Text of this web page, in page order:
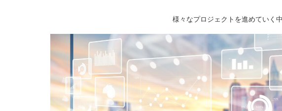
様々なプロジェクトを進めていく